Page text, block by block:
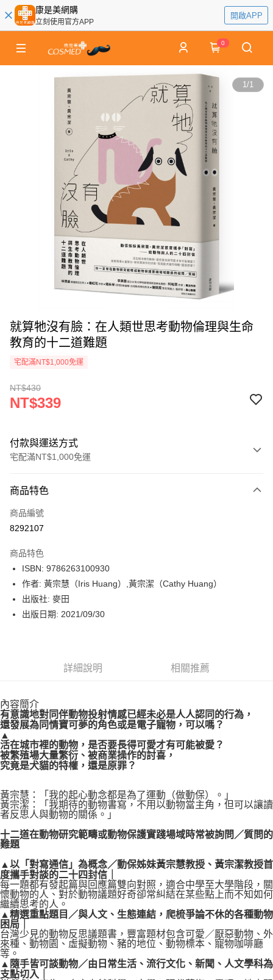
康是美網購
立刻使用官方APP
開啟APP
0
1/1
就算牠沒有臉：在人類世思考動物倫理與生命
教育的十二道難題
宅配滿NT$1,000免運
NT$430
NT$339
付款與運送方式
宅配滿NT$1,000免運
icash Pay
信用卡一次付款
LINE Pay
Apple Pay
街口支付
博客來商品配送方式
每筆NT$80，滿NT$1,000(含以上)免運費
商品特色
商品編號
8292107
商品特色
ISBN: 9786263100930
作者: 黃宗慧（Iris Huang）,黃宗潔（Cathy Huang）
出版社: 麥田
出版日期: 2021/09/30
詳細說明 相關推薦
內容簡介
有意識地對同伴動物投射情感已經未必是人人認同的行為，
還發展為同情寶可夢的角色或是電子寵物，可以嗎？
▲
活在城市裡的動物，是否要長得可愛才有可能被愛？
被繁殖場大量繁衍、被商業操作的討喜，
究竟是犬貓的特權，還是原罪？
黃宗慧：「我的起心動念都是為了運動（做動保）。」
黃宗潔：「我期待的動物書寫，不用以動物當主角，但可以讓讀
者反思人與動物的關係。」
十二道在動物研究範疇或動物保護實踐場域時常被詢問／質問的
難題
▲以「對寫通信」為概念／動保姊妹黃宗慧教授、黃宗潔教授首
度攜手對談的二十四封信｜
每一題都有發起篇與回應篇雙向對照，適合中學至大學階段，關
懷動物的人、對於動物議題好奇卻常糾結在某些點上而不知如何
繼續思考的人。
▲精選重點題目／與人文、生態連結，爬梳爭論不休的各種動物
困局｜
台灣少見的動物反思議題書，豐富題材包含可愛／厭惡動物、外
來種、動物園、虛擬動物、豬的地位、動物標本、寵物咖啡廳
等。
▲隨手皆可談動物／由日常生活、流行文化、新聞、人文學科為
支點切入｜